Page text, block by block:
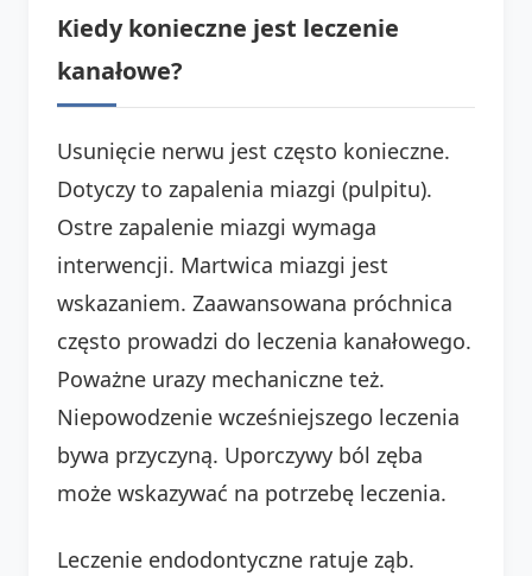
Kiedy konieczne jest leczenie
kanałowe?
Usunięcie nerwu jest często konieczne.
Dotyczy to zapalenia miazgi (pulpitu).
Ostre zapalenie miazgi wymaga
interwencji. Martwica miazgi jest
wskazaniem. Zaawansowana próchnica
często prowadzi do leczenia kanałowego.
Poważne urazy mechaniczne też.
Niepowodzenie wcześniejszego leczenia
bywa przyczyną. Uporczywy ból zęba
może wskazywać na potrzebę leczenia.
Leczenie endodontyczne ratuje ząb.